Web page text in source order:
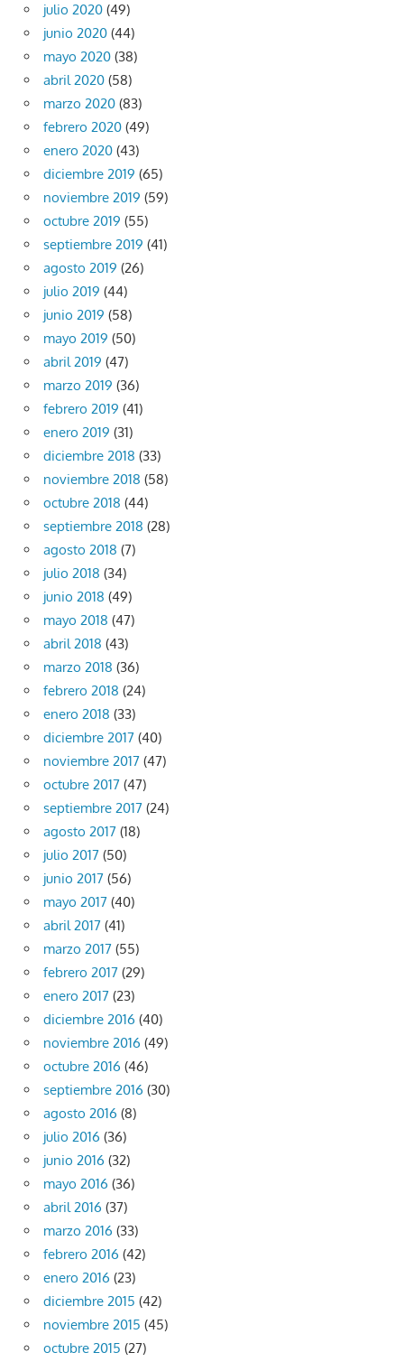
julio 2020 (49)
junio 2020 (44)
mayo 2020 (38)
abril 2020 (58)
marzo 2020 (83)
febrero 2020 (49)
enero 2020 (43)
diciembre 2019 (65)
noviembre 2019 (59)
octubre 2019 (55)
septiembre 2019 (41)
agosto 2019 (26)
julio 2019 (44)
junio 2019 (58)
mayo 2019 (50)
abril 2019 (47)
marzo 2019 (36)
febrero 2019 (41)
enero 2019 (31)
diciembre 2018 (33)
noviembre 2018 (58)
octubre 2018 (44)
septiembre 2018 (28)
agosto 2018 (7)
julio 2018 (34)
junio 2018 (49)
mayo 2018 (47)
abril 2018 (43)
marzo 2018 (36)
febrero 2018 (24)
enero 2018 (33)
diciembre 2017 (40)
noviembre 2017 (47)
octubre 2017 (47)
septiembre 2017 (24)
agosto 2017 (18)
julio 2017 (50)
junio 2017 (56)
mayo 2017 (40)
abril 2017 (41)
marzo 2017 (55)
febrero 2017 (29)
enero 2017 (23)
diciembre 2016 (40)
noviembre 2016 (49)
octubre 2016 (46)
septiembre 2016 (30)
agosto 2016 (8)
julio 2016 (36)
junio 2016 (32)
mayo 2016 (36)
abril 2016 (37)
marzo 2016 (33)
febrero 2016 (42)
enero 2016 (23)
diciembre 2015 (42)
noviembre 2015 (45)
octubre 2015 (27)